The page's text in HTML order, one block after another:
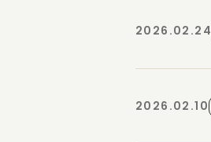
2026.02.24
2026.02.10